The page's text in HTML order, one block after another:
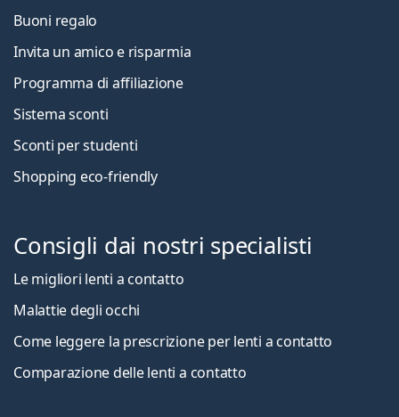
Buoni regalo
Invita un amico e risparmia
Programma di affiliazione
Sistema sconti
Sconti per studenti
Shopping eco-friendly
Consigli dai nostri specialisti
Le migliori lenti a contatto
Malattie degli occhi
Come leggere la prescrizione per lenti a contatto
Comparazione delle lenti a contatto